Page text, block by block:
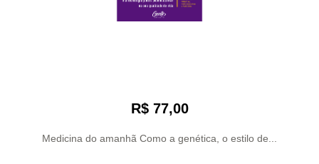
R$ 77,00
Medicina do amanhã Como a genética, o estilo de...